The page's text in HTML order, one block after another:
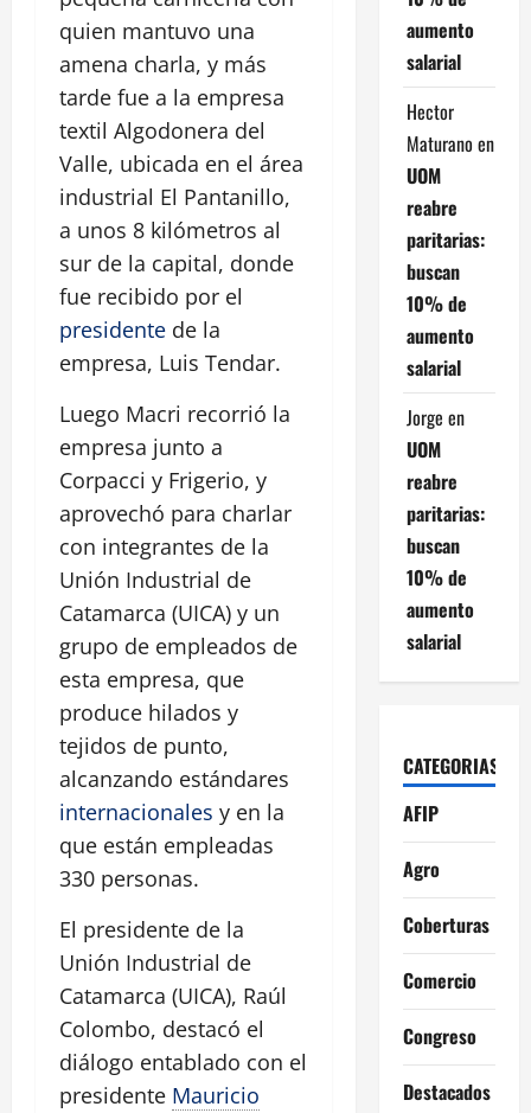
quien mantuvo una
amena charla, y más
tarde fue a la empresa
textil Algodonera del
Valle, ubicada en el área
industrial El Pantanillo,
a unos 8 kilómetros al
sur de la capital, donde
fue recibido por el
presidente de la
empresa, Luis Tendar.
Luego Macri recorrió la
empresa junto a
Corpacci y Frigerio, y
aprovechó para charlar
con integrantes de la
Unión Industrial de
Catamarca (UICA) y un
grupo de empleados de
esta empresa, que
produce hilados y
tejidos de punto,
alcanzando estándares
internacionales y en la
que están empleadas
330 personas.
El presidente de la
Unión Industrial de
Catamarca (UICA), Raúl
Colombo, destacó el
diálogo entablado con el
presidente Mauricio
aumento
salarial
Hector
Maturano en
UOM
reabre
paritarias:
buscan
10% de
aumento
salarial
Jorge en
UOM
reabre
paritarias:
buscan
10% de
aumento
salarial
CATEGORIAS
AFIP
Agro
Coberturas
Comercio
Congreso
Destacados